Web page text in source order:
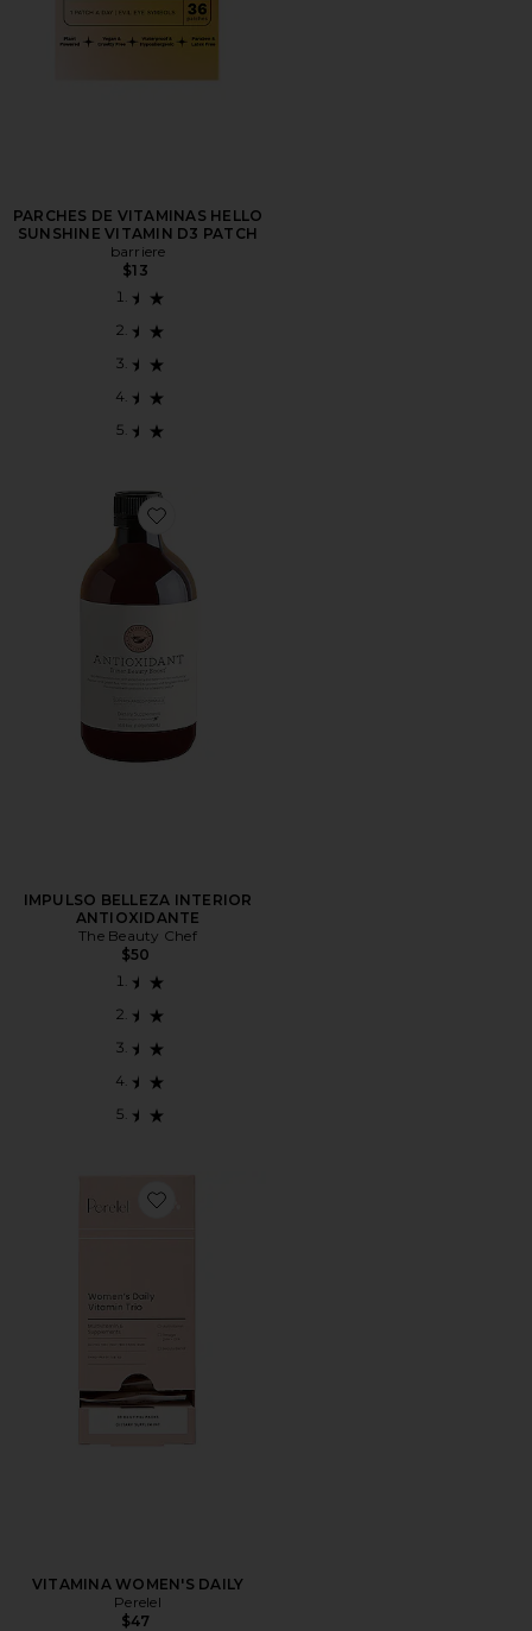
PARCHES DE VITAMINAS HELLO
SUNSHINE VITAMIN D3 PATCH
barriere
$13
Favorite IMPULSO BELLEZA INTERIOR
IMPULSO BELLEZA INTERIOR
ANTIOXIDANTE
The Beauty Chef
$50
Favorite VITAMINA WOMEN'S DAILY
VITAMINA WOMEN'S DAILY
Perelel
$47